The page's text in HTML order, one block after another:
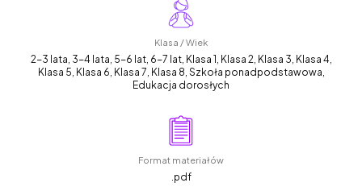
Klasa / Wiek
2-3 lata, 3-4 lata, 5-6 lat, 6-7 lat, Klasa 1, Klasa 2, Klasa 3, Klasa 4,
Klasa 5, Klasa 6, Klasa 7, Klasa 8, Szkoła ponadpodstawowa,
Edukacja dorosłych
Format materiałów
.pdf